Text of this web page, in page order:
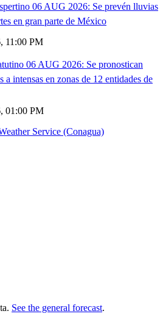
06 AUG 2026: Se prevén lluvias
en gran parte de México
11:00 PM
06 AUG 2026: Se pronostican
a intensas en zonas de 12 entidades de
01:00 PM
Service (Conagua)
See the general forecast.